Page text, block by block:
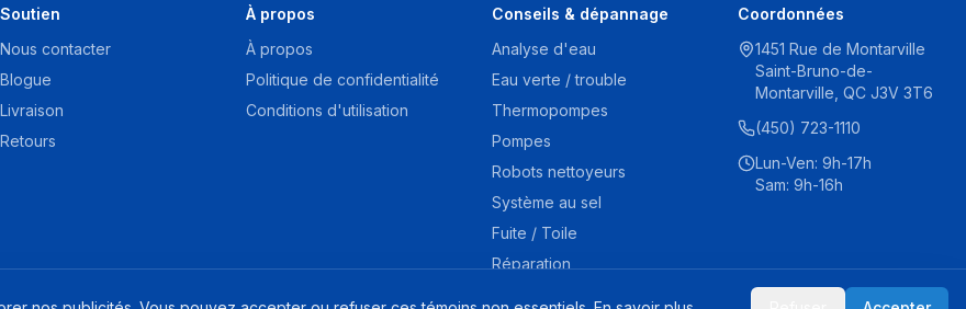
Soutien
Nous contacter
Blogue
Livraison
Retours
À propos
À propos
Politique de confidentialité
Conditions d'utilisation
Conseils & dépannage
Analyse d'eau
Eau verte / trouble
Thermopompes
Pompes
Robots nettoyeurs
Système au sel
Fuite / Toile
Réparation
Coordonnées
1451 Rue de Montarville
Saint-Bruno-de-
Montarville, QC J3V 3T6
(450) 723-1110
Lun-Ven: 9h-17h
Sam: 9h-16h